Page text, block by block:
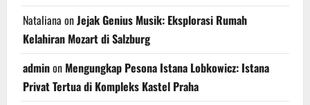
Nataliana onJejak Genius Musik: Eksplorasi Rumah
Kelahiran Mozart di Salzburg
adminon Mengungkap Pesona Istana Lobkowicz: Istana
Privat Tertua di Kompleks Kastel Praha